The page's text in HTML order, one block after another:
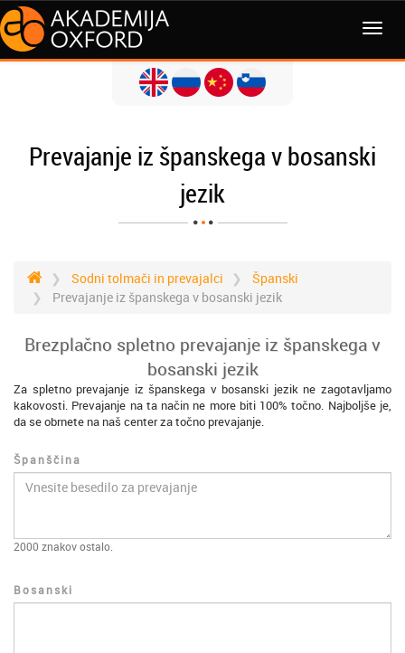
MENI
Prevajanje iz španskega v bosanski
jezik
Sodni tolmači in prevajalci
Španski
Prevajanje iz španskega v bosanski jezik
Brezplačno spletno prevajanje iz španskega v
bosanski jezik
Za spletno prevajanje iz španskega v bosanski jezik ne zagotavljamo
kakovosti. Prevajanje na ta način ne more biti 100% točno. Najboljše je,
da se obrnete na naš center za točno prevajanje.
Španščina
2000 znakov ostalo.
Bosanski